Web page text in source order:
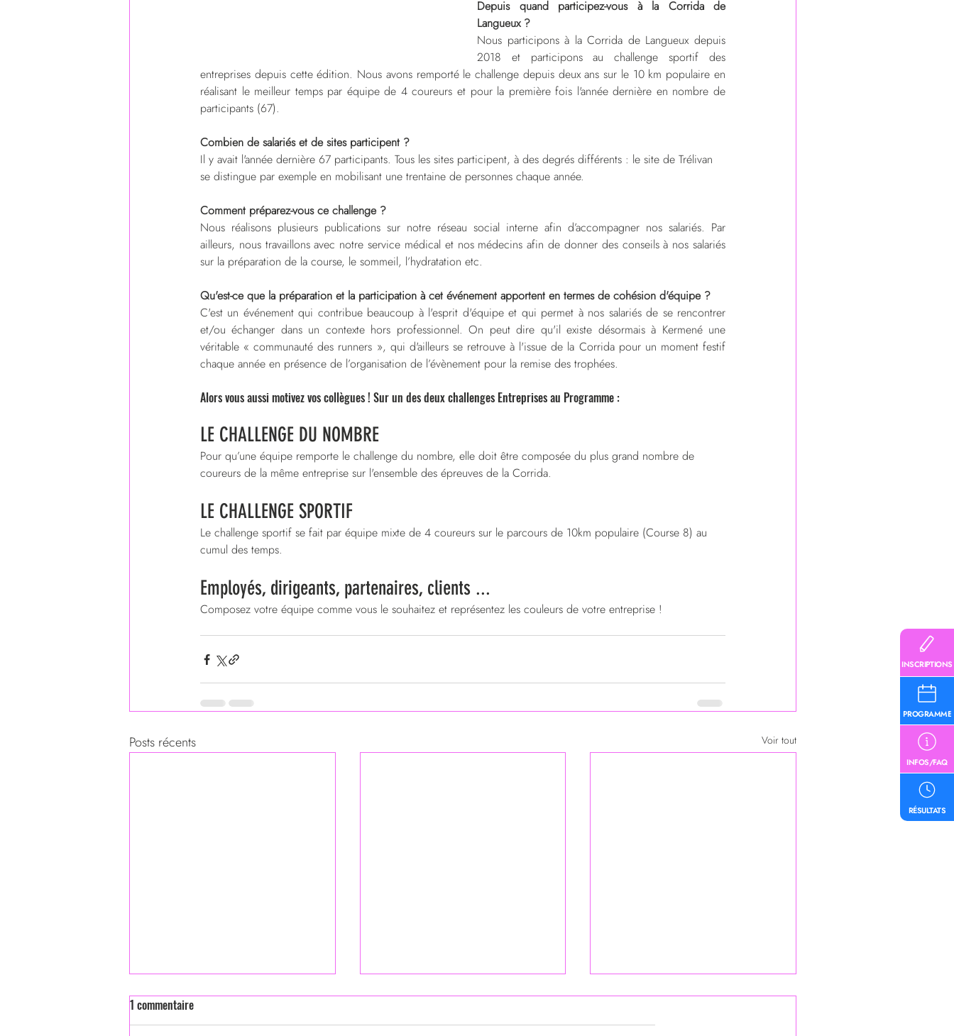
INSCRIPTIONS
PROGRAMME
INFOS/FAQ
RÉSULTATS
Depuis quand participez-vous à la Corrida de
Langueux ?
Nous participons à la Corrida de Langueux depuis
2018 et participons au challenge sportif des
entreprises depuis cette édition. Nous avons remporté le challenge depuis deux ans sur le 10 km populaire en
réalisant le meilleur temps par équipe de 4 coureurs et pour la première fois l'année dernière en nombre de
participants (67).
Combien de salariés et de sites participent ?
Il y avait l'année dernière 67 participants. Tous les sites participent, à des degrés différents : le site de Trélivan
se distingue par exemple en mobilisant une trentaine de personnes chaque année.
Comment préparez-vous ce challenge ?
Nous réalisons plusieurs publications sur notre réseau social interne afin d’accompagner nos salariés. Par
ailleurs, nous travaillons avec notre service médical et nos médecins afin de donner des conseils à nos salariés
sur la préparation de la course, le sommeil, l’hydratation etc.
Qu'est-ce que la préparation et la participation à cet événement apportent en termes de cohésion d'équipe ?
C'est un événement qui contribue beaucoup à l'esprit d'équipe et qui permet à nos salariés de se rencontrer
et/ou échanger dans un contexte hors professionnel. On peut dire qu'il existe désormais à Kermené une
véritable « communauté des runners », qui d'ailleurs se retrouve à l'issue de la Corrida pour un moment festif
chaque année en présence de l’organisation de l’évènement pour la remise des trophées.
Alors vous aussi motivez vos collègues ! Sur un des deux challenges Entreprises au Programme :
LE CHALLENGE DU NOMBRE
Pour qu’une équipe remporte le challenge du nombre, elle doit être composée du plus grand nombre de
coureurs de la même entreprise sur l'ensemble des épreuves de la Corrida.
LE CHALLENGE SPORTIF
Le challenge sportif se fait par équipe mixte de 4 coureurs sur le parcours de 10km populaire (Course 8) au
cumul des temps.
Employés, dirigeants, partenaires, clients ...
Composez votre équipe comme vous le souhaitez et représentez les couleurs de votre entreprise !
Posts récents Voir tout
1 commentaire